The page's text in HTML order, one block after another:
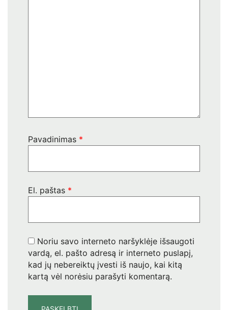
Pavadinimas *
El. paštas *
Noriu savo interneto naršyklėje išsaugoti
vardą, el. pašto adresą ir interneto puslapį,
kad jų nebereiktų įvesti iš naujo, kai kitą
kartą vėl norėsiu parašyti komentarą.